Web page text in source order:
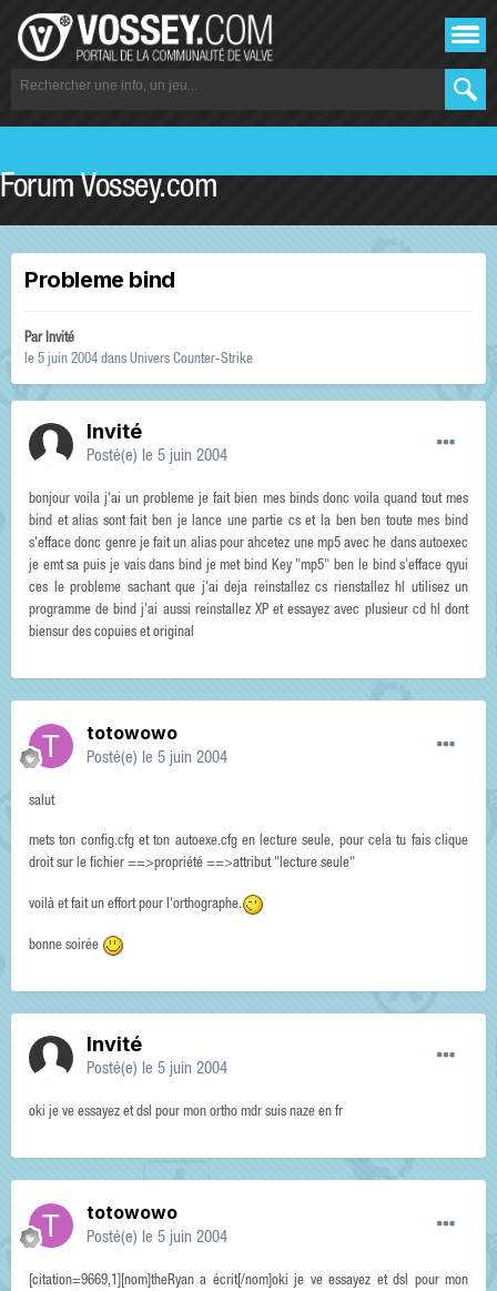
Forum Vossey.com
Probleme bind
Par Invité
le 5 juin 2004 dans Univers Counter-Strike
Invité
Posté(e) le 5 juin 2004
bonjour voila j'ai un probleme je fait bien mes binds donc voila quand tout mes
bind et alias sont fait ben je lance une partie cs et la ben ben toute mes bind
s'efface donc genre je fait un alias pour ahcetez une mp5 avec he dans autoexec
je emt sa puis je vais dans bind je met bind Key "mp5" ben le bind s'efface qyui
ces le probleme sachant que j'ai deja reinstallez cs rienstallez hl utilisez un
programme de bind j'ai aussi reinstallez XP et essayez avec plusieur cd hl dont
biensur des copuies et original
totowowo
Posté(e) le 5 juin 2004
salut
mets ton config.cfg et ton autoexe.cfg en lecture seule, pour cela tu fais clique
droit sur le fichier ==>propriété ==>attribut "lecture seule"
voilà et fait un effort pour l'orthographe.
bonne soirée
Invité
Posté(e) le 5 juin 2004
oki je ve essayez et dsl pour mon ortho mdr suis naze en fr
totowowo
Posté(e) le 5 juin 2004
[citation=9669,1][nom]theRyan a écrit[/nom]oki je ve essayez et dsl pour mon